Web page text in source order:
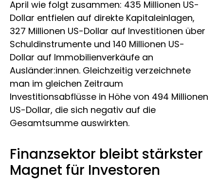
April wie folgt zusammen: 435 Millionen US-
Dollar entfielen auf direkte Kapitaleinlagen,
327 Millionen US-Dollar auf Investitionen über
Schuldinstrumente und 140 Millionen US-
Dollar auf Immobilienverkäufe an
Ausländer:innen. Gleichzeitig verzeichnete
man im gleichen Zeitraum
Investitionsabflüsse in Höhe von 494 Millionen
US-Dollar, die sich negativ auf die
Gesamtsumme auswirkten.
Finanzsektor bleibt stärkster
Magnet für Investoren